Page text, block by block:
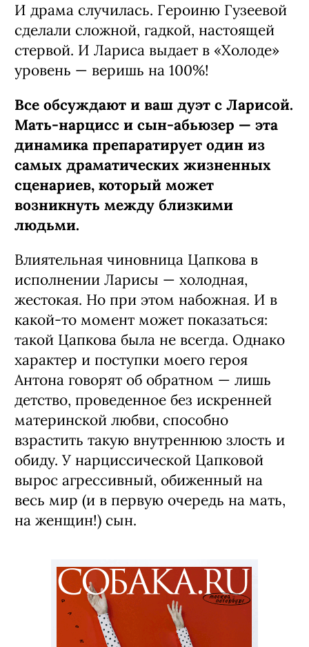
И драма случилась. Героиню Гузеевой
сделали сложной, гадкой, настоящей
стервой. И Лариса выдает в «Холоде»
уровень — веришь на 100%!
Все обсуждают и ваш дуэт с Ларисой.
Мать-нарцисс и сын-абьюзер — эта
динамика препаратирует один из
самых драматических жизненных
сценариев, который может
возникнуть между близкими
людьми.
Влиятельная чиновница Цапкова в
исполнении Ларисы — холодная,
жестокая. Но при этом набожная. И в
какой-то момент может показаться:
такой Цапкова была не всегда. Однако
характер и поступки моего героя
Антона говорят об обратном — лишь
детство, проведенное без искренней
материнской любви, способно
взрастить такую внутреннюю злость и
обиду. У нарциссической Цапковой
вырос агрессивный, обиженный на
весь мир (и в первую очередь на мать,
на женщин!) сын.